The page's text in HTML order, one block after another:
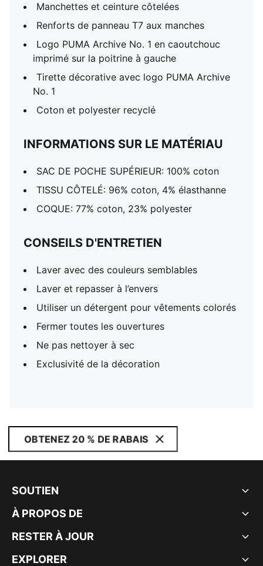
Manchettes et ceinture côtelées
Renforts de panneau T7 aux manches
Logo PUMA Archive No. 1 en caoutchouc
imprimé sur la poitrine à gauche
Tirette décorative avec logo PUMA Archive
No. 1
Coton et polyester recyclé
INFORMATIONS SUR LE MATÉRIAU
SAC DE POCHE SUPÉRIEUR: 100% coton
TISSU CÔTELÉ: 96% coton, 4% élasthanne
COQUE: 77% coton, 23% polyester
CONSEILS D'ENTRETIEN
Laver avec des couleurs semblables
Laver et repasser à l’envers
Utiliser un détergent pour vêtements colorés
Fermer toutes les ouvertures
Ne pas nettoyer à sec
Exclusivité de la décoration
OBTENEZ 20 % DE RABAIS
SOUTIEN
À PROPOS DE
RESTER À JOUR
EXPLORER